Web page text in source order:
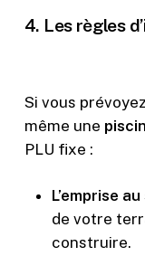
4. Les règles
Si vous
même une
PLU fixe :
L’emprise
de votre
construire.